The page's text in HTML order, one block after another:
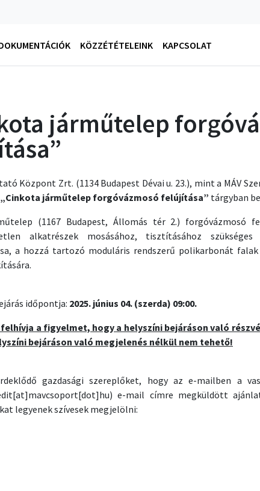
KÖZZÉTÉTELEINK KAPCSOLAT
járműtelep
Központ Zrt. (1134 Budapest Dévai u. 23.), mint a MÁV
„Cinkota járműtelep forgóvázmosó felújítása” tárgyban
(1167 Budapest, Állomás tér 2.) forgóvázmosó
alkatrészek mosásához, tisztításához
a hozzá tartozó moduláris rendszerű polikarbonát
időpontja: 2025. június 04. (szerda) 09:00.
a figyelmet, hogy a helyszíni bejáráson való
bejáráson való megjelenés nélkül nem tehető!
gazdasági szereplőket, hogy az e-mailben a
e-mail címre megküldött
legyenek szívesek megjelölni: